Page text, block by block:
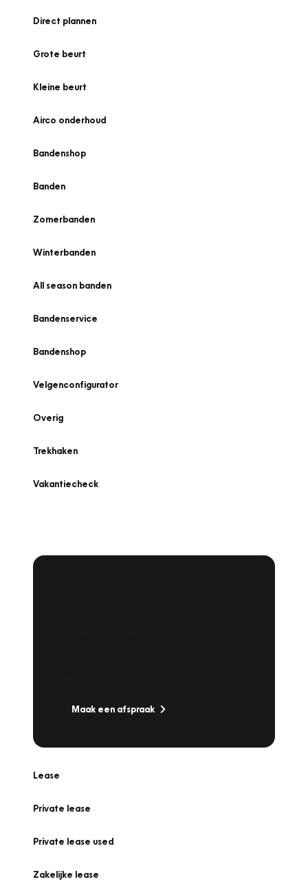
Direct plannen
Grote beurt
Kleine beurt
Airco onderhoud
Bandenshop
Banden
Zomerbanden
Winterbanden
All season banden
Bandenservice
Bandenshop
Velgenconfigurator
Overig
Trekhaken
Vakantiecheck
Maak een afspraak
Lease
Private lease
Private lease used
Zakelijke lease